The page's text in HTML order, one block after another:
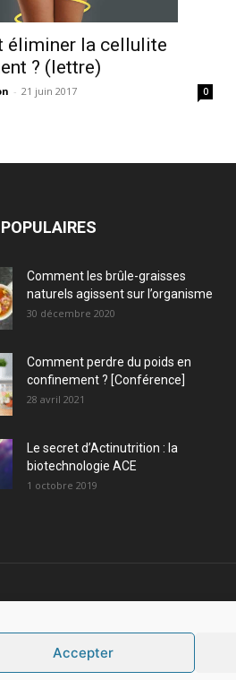
Accepter
éliminer la cellulite
? (lettre)
- 21 juin 2017 0
Comment les brûle-graisses
naturels agissent sur l’organisme
30 décembre 2020
Comment perdre du poids en
confinement ? [Conférence]
28 avril 2021
Le secret d’Actinutrition : la
biotechnologie ACE
1 octobre 2019